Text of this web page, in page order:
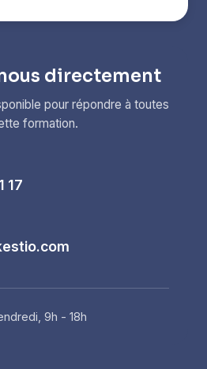
directement
pour répondre à toutes
formation.
17
9h - 18h